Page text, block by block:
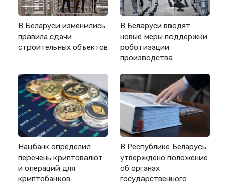
В Беларуси изменились
правила сдачи
строительных объектов
В Беларуси вводят
новые меры поддержки
роботизации
производства
Нацбанк определил
перечень криптовалют
и операций для
криптобанков
В Республике Беларусь
утверждено положение
об органах
государственного